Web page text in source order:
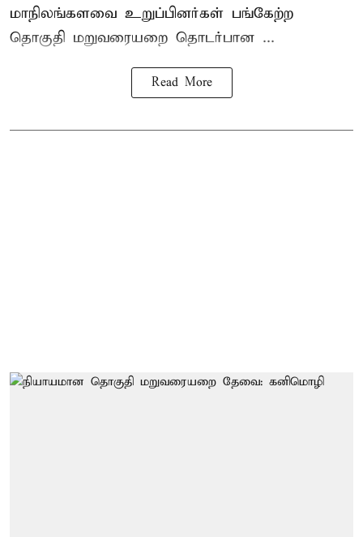
மாநிலங்களவை உறுப்பினர்கள் பங்கேற்ற
தொகுதி மறுவரையறை தொடர்பான ...
Read More